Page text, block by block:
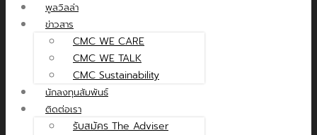
พูลวิลล่า
ข่าวสาร
CMC WE CARE
CMC WE TALK
CMC Sustainability
นักลงทุนสัมพันธ์
ติดต่อเรา
รับสมัคร The Adviser